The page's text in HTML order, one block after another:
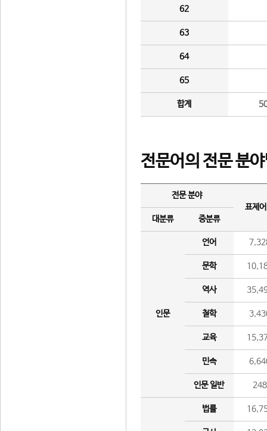
62
63
64
65
합계
전문어의 전문 분
전문 분야
표제
대분류
중분류
인문
언어
문학
역사
철학
교육
민속
인문 일반 248
법률